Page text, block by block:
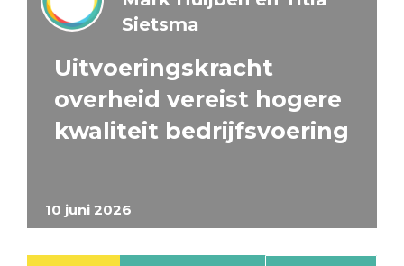
10 juni 2026
Sietsma
Uitvoeringskracht
overheid vereist hogere
kwaliteit bedrijfsvoering